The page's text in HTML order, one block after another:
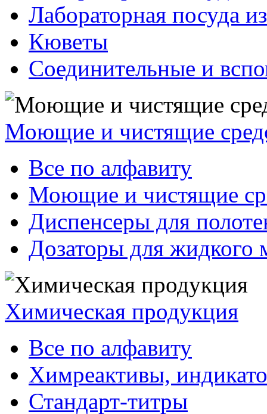
Лабораторная посуда
Кюветы
Соединительные и
Моющие и чистящие
Все по алфавиту
Моющие и чистящие
Диспенсеры для
Дозаторы для жидкого
Химическая продукция
Все по алфавиту
Химреактивы,
Стандарт-титры